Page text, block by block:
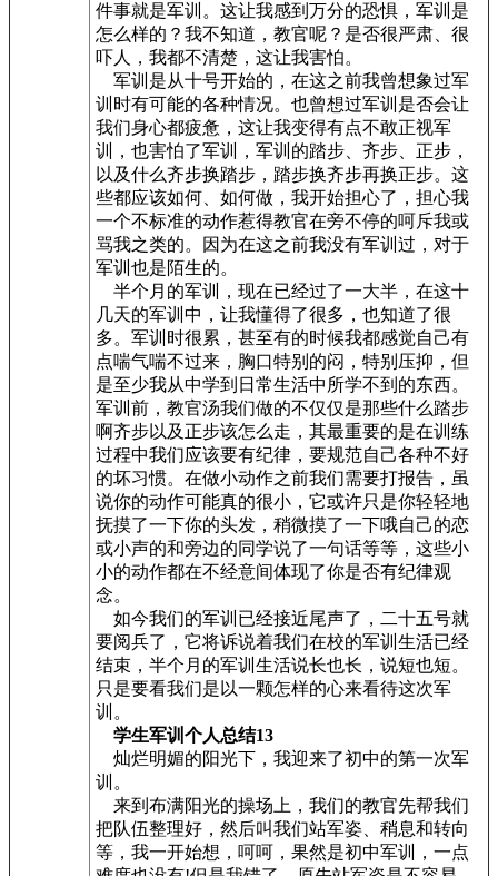
件事就是军训。这让我感到万分的恐惧，军训是
怎么样的？我不知道，教官呢？是否很严肃、很
吓人，我都不清楚，这让我害怕。
军训是从十号开始的，在这之前我曾想象过军
训时有可能的各种情况。也曾想过军训是否会让
我们身心都疲惫，这让我变得有点不敢正视军
训，也害怕了军训，军训的踏步、齐步、正步，
以及什么齐步换踏步，踏步换齐步再换正步。这
些都应该如何、如何做，我开始担心了，担心我
一个不标准的动作惹得教官在旁不停的呵斥我或
骂我之类的。因为在这之前我没有军训过，对于
军训也是陌生的。
半个月的军训，现在已经过了一大半，在这十
几天的军训中，让我懂得了很多，也知道了很
多。军训时很累，甚至有的时候我都感觉自己有
点喘气喘不过来，胸口特别的闷，特别压抑，但
是至少我从中学到日常生活中所学不到的东西。
军训前，教官汤我们做的不仅仅是那些什么踏步
啊齐步以及正步该怎么走，其最重要的是在训练
过程中我们应该要有纪律，要规范自己各种不好
的坏习惯。在做小动作之前我们需要打报告，虽
说你的动作可能真的很小，它或许只是你轻轻地
抚摸了一下你的头发，稍微摸了一下哦自己的恋
或小声的和旁边的同学说了一句话等等，这些小
小的动作都在不经意间体现了你是否有纪律观
念。
如今我们的军训已经接近尾声了，二十五号就
要阅兵了，它将诉说着我们在校的军训生活已经
结束，半个月的军训生活说长也长，说短也短。
只是要看我们是以一颗怎样的心来看待这次军
训。
学生军训个人总结13
灿烂明媚的阳光下，我迎来了初中的第一次军
训。
来到布满阳光的操场上，我们的教官先帮我们
把队伍整理好，然后叫我们站军姿、稍息和转向
等，我一开始想，呵呵，果然是初中军训，一点